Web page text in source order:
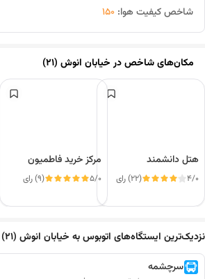
شاخص کیفیت هوا: 150
مکان‌های شاخص درخیابان انوش (21)
هتل دانشمند
4/0 (22) رای
مرکز خرید فاطمیون
5/0 (9) رای
نزدیک‌ترین ایستگاه‌های اتوبوس به خیابان انوش (21)
سرچشمه